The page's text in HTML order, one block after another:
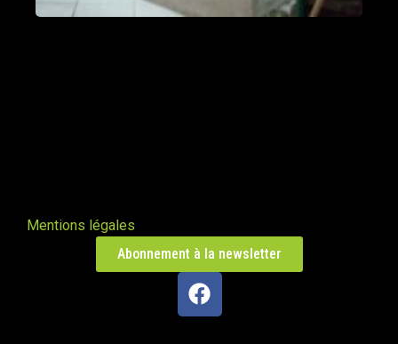
Poele de masse S avec conduit en
Poêle M sous escalier
Fontaine-lès-Clerval 25340
Mentions légales
Abonnement à la newsletter